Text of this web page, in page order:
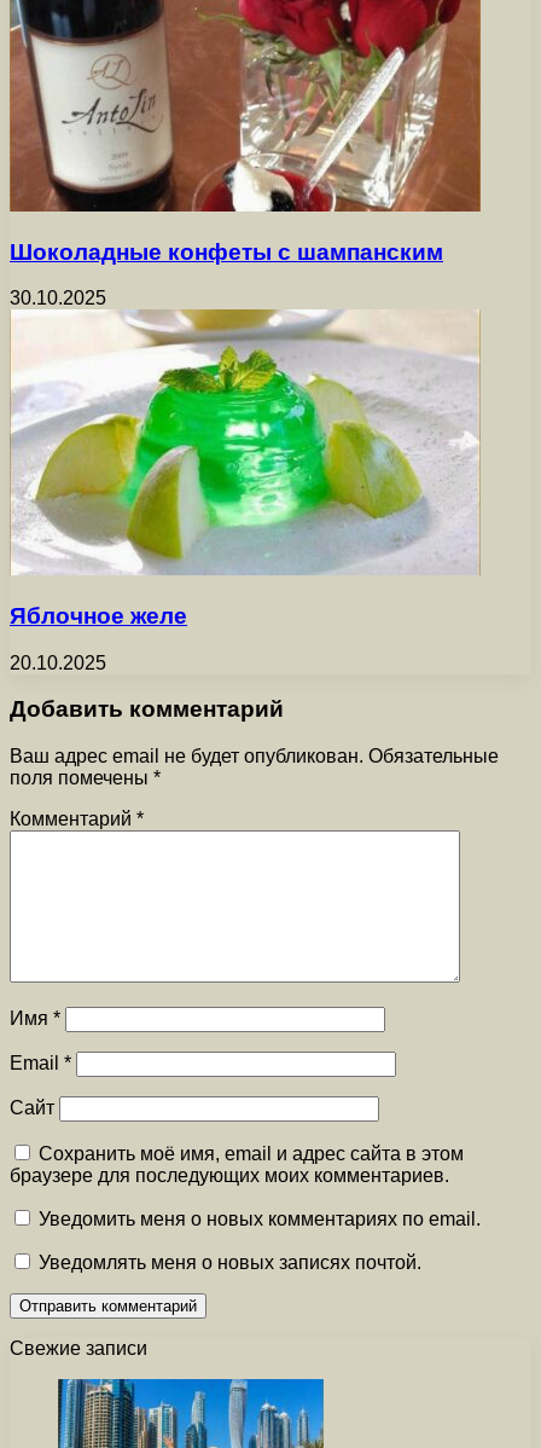
Шоколадные конфеты с шампанским
30.10.2025
Яблочное желе
20.10.2025
Добавить комментарий
Ваш адрес email не будет опубликован. Обязательные
поля помечены *
Комментарий *
Имя *
Email *
Сайт
Сохранить моё имя, email и адрес сайта в этом
браузере для последующих моих комментариев.
Уведомить меня о новых комментариях по email.
Уведомлять меня о новых записях почтой.
Свежие записи